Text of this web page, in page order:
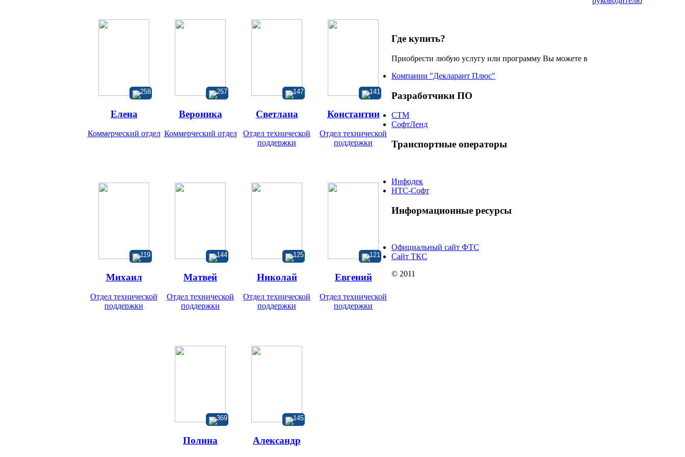
258
Елена
Коммерческий отдел
257
Вероника
Коммерческий отдел
147
Светлана
Отдел технической
поддержки
141
Константин
Отдел технической
поддержки
119
Михаил
Отдел технической
поддержки
144
Матвей
Отдел технической
поддержки
125
Николай
Отдел технической
поддержки
121
Евгений
Отдел технической
поддержки
369
Полина
145
Александр
Где купить?
Приобрести любую услугу или программу Вы можете в
Компании "Декларант Плюс"
Разработчики ПО
СТМ
СофтЛенд
Транспортные операторы
Инфодек
НТС-Софт
Информационные ресурсы
Официальный сайт ФТС
Сайт ТКС
© 2011